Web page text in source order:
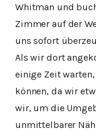
Whitman und
Zimmer auf der
uns sofort
Als wir dort
einige Zeit
können, da wir
wir, um die
unmittelbarer